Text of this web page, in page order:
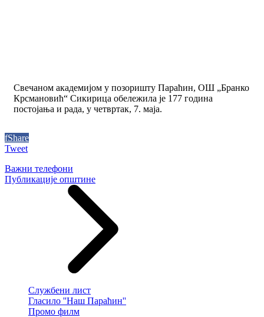
Свечаном академијом у позоришту Параћин, ОШ „Бранко
Крсмановић“ Сикирица обележила је 177 година
постојања и рада, у четвртак, 7. маја.
fShare
Tweet
Важни телефони
Публикације општине
Службени лист
Гласило ''Наш Параћин''
Промо филм